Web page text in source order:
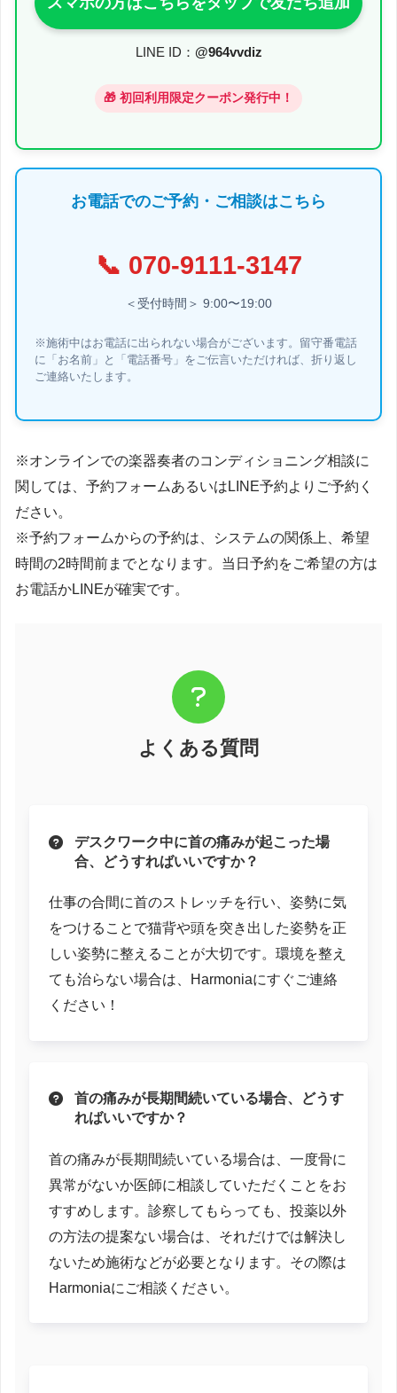
LINE ID： @964vvdiz
🎁 初回利用限定クーポン発行中！
お電話でのご予約・ご相談はこちら
📞 070-9111-3147
＜受付時間＞ 9:00〜19:00
※施術中はお電話に出られない場合がございます。留守番電話
に「お名前」と「電話番号」をご伝言いただければ、折り返し
ご連絡いたします。
※オンラインでの楽器奏者のコンディショニング相談に
関しては、予約フォームあるいはLINE予約よりご予約く
ださい。
※予約フォームからの予約は、システムの関係上、希望
時間の2時間前までとなります。当日予約をご希望の方は
お電話かLINEが確実です。
よくある質問
デスクワーク中に首の痛みが起こった場
合、どうすればいいですか？
仕事の合間に首のストレッチを行い、姿勢に気
をつけることで猫背や頭を突き出した姿勢を正
しい姿勢に整えることが大切です。環境を整え
ても治らない場合は、Harmoniaにすぐご連絡
ください！
首の痛みが長期間続いている場合、どうす
ればいいですか？
首の痛みが長期間続いている場合は、一度骨に
異常がないか医師に相談していただくことをお
すすめします。診察してもらっても、投薬以外
の方法の提案ない場合は、それだけでは解決し
ないため施術などが必要となります。その際は
Harmoniaにご相談ください。